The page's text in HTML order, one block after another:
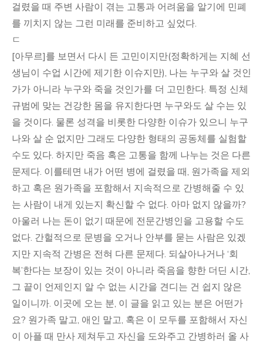
걸렸을 때 주변 사람이 겪는 고통과 어려움을 알기에 민폐
를 끼치지 않는 그런 미래를 준비하고 싶었다.
ㄷ
[아무르]를 보면서 다시 든 고민이지만(정확하게는 지혜 선
생님이 수업 시간에 제기한 이슈지만), 나는 누구와 살 것인
가가 아니라 누구와 죽을 것인가를 더 고민한다. 특정 신체
규범에 맞는 건강한 몸을 유지한다면 누구와도 살 수는 있
을 것이다. 물론 성격을 비롯한 다양한 이슈가 있으니 누구
나와 살 순 없지만 그래도 다양한 형태의 공동체를 실험할
수도 있다. 하지만 죽음 혹은 고통을 함께 나누는 것은 다른
문제다. 이를테면 내가 어떤 병에 걸렸을 때, 원가족을 제외
하고 혹은 원가족을 포함해서 지속적으로 간병해줄 수 있
는 사람이 내게 있는지 확신할 수 없다. 아마 없지 않을까?
아울러 나는 돈이 없기 때문에 전문간병인을 고용할 수도
없다. 간헐적으로 문병을 오거나 안부를 묻는 사람은 있겠
지만 지속적 간병은 전혀 다른 문제다. 되살아나거나 ‘회
복’한다는 보장이 있는 것이 아니라 죽음을 향한 더딘 시간,
그 끝이 언제인지 알 수 없는 시간을 견디는 건 쉽지 않은
일이니까. 이곳에 오는 분, 이 글을 읽고 있는 분은 어떤가
요? 원가족 말고, 애인 말고, 혹은 이 모두를 포함해서 자신
이 아플 때 만사 제쳐두고 자신을 도와주고 간병하러 올 사